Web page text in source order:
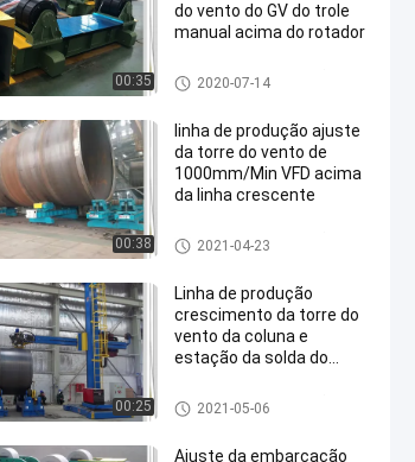
00:35
do vento do GV do trole
manual acima do rotador
Vento Linha de produção da T
orre
2020-07-14
00:38
linha de produção ajuste
da torre do vento de
1000mm/Min VFD acima
da linha crescente
Vento Linha de produção da T
orre
2021-04-23
00:25
Linha de produção
crescimento da torre do
vento da coluna e
estação da solda do
Vento Linha de produção da T
orre
2021-05-06
Ajuste da embarcação